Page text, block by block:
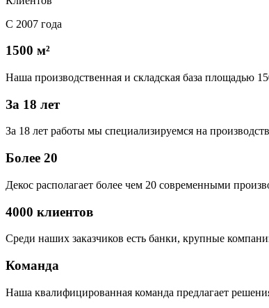
С 2007 года
1500 м²
Наша производственная и складская база площадью
За 18 лет
За 18 лет работы мы специализируемся на
Более 20
Декос располагает более чем 20 современными
4000 клиентов
Среди наших заказчиков есть банки, крупные
Команда
Наша квалифицированная команда предлагает